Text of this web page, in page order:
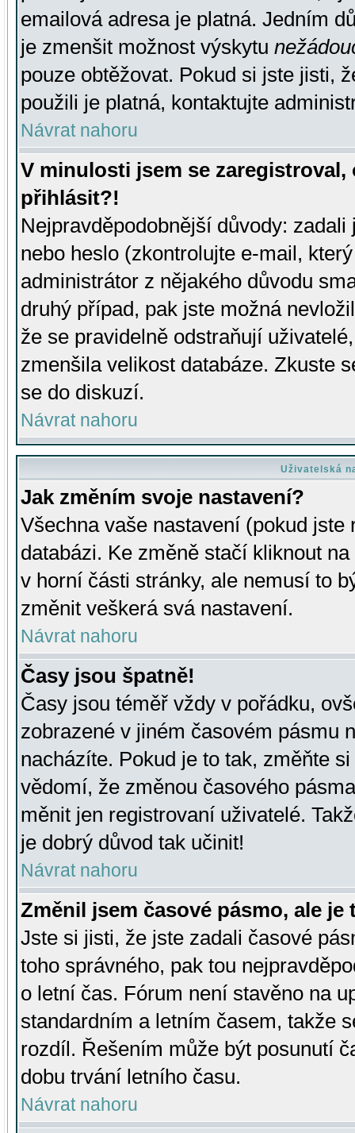
emailová adresa je platná. Jedním
je zmenšit možnost výskytu
pouze obtěžovat. Pokud si jste jisti,
použili je platná, kontaktujte
Návrat nahoru
V minulosti jsem se
přihlásit?!
Nejpravděpodobnější důvody:
nebo heslo (zkontrolujte e-mail,
administrátor z nějakého důvodu
druhý případ, pak jste možná
že se pravidelně odstraňují
zmenšila velikost databáze. Zkuste
se do diskuzí.
Návrat nahoru
Uživatelská
Jak změním svoje nastavení?
Všechna vaše nastavení (pokud
databázi. Ke změně stačí kliknout
v horní části stránky, ale nemusí to
změnit veškerá svá nastavení.
Návrat nahoru
Časy jsou špatně!
Časy jsou téměř vždy v pořádku,
zobrazené v jiném časovém pásmu
nacházíte. Pokud je to tak, změňte
vědomí, že změnou časového
měnit jen registrovaní uživatelé.
je dobrý důvod tak učinit!
Návrat nahoru
Změnil jsem časové pásmo, ale je
Jste si jisti, že jste zadali časové
toho správného, pak tou
o letní čas. Fórum není stavěno na
standardním a letním časem, takže
rozdíl. Řešením může být posunutí
dobu trvání letního času.
Návrat nahoru